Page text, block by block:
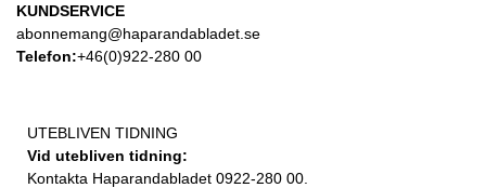
KUNDSERVICE
abonnemang@haparandabladet.se
Telefon:+46(0)922-280 00
UTEBLIVEN TIDNING
Vid utebliven tidning:
Kontakta Haparandabladet 0922-280 00.